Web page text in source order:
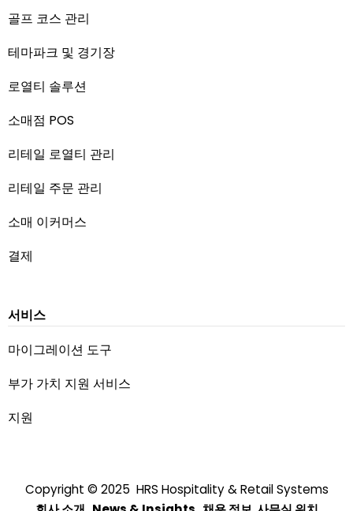
골프 코스 관리
테마파크 및 경기장
로열티 솔루션
소매점 POS
리테일 로열티 관리
리테일 주문 관리
소매 이커머스
결제
서비스
마이그레이션 도구
부가 가치 지원 서비스
지원
Copyright © 2025 HRS Hospitality & Retail Systems